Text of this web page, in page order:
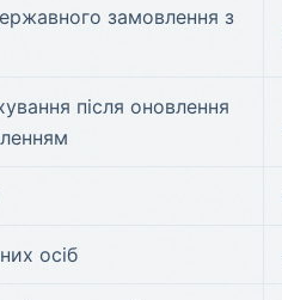
замовлення з
після оновлення
осіб